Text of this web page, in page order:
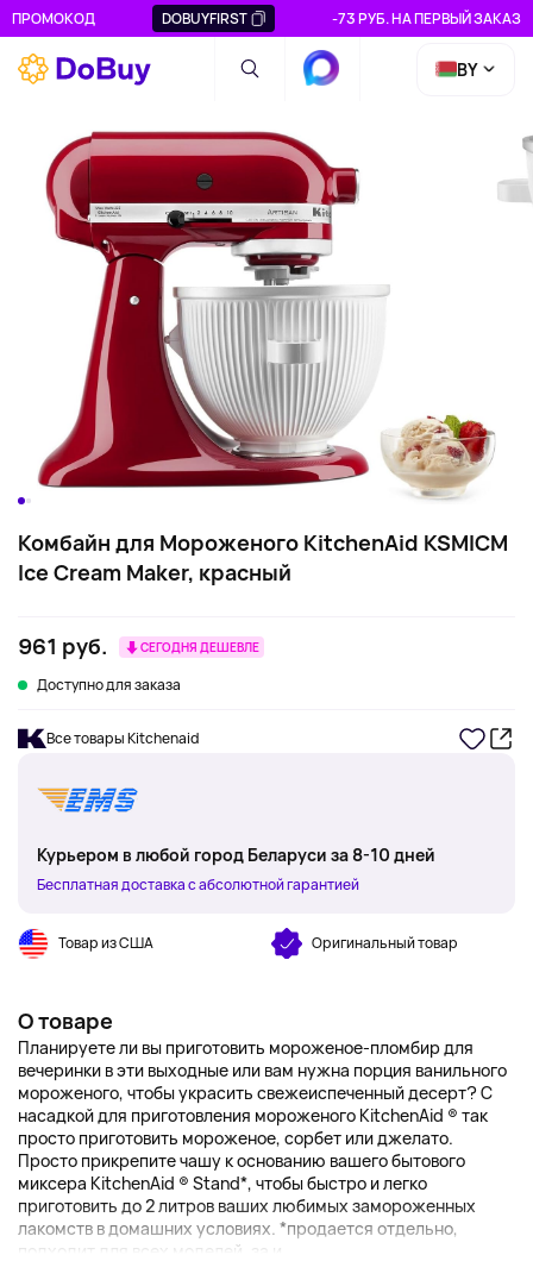
ПРОМОКОД DOBUYFIRST -73 РУБ. НА ПЕРВЫЙ ЗАКАЗ
BY
Комбайн для Мороженого KitchenAid KSMICM
Ice Cream Maker, красный
961 руб. СЕГОДНЯ ДЕШЕВЛЕ
Доступно для заказа
Все товары Kitchenaid
Курьером в любой город Беларуси за 8-10 дней
Бесплатная доставка с абсолютной гарантией
Товар из США Оригинальный товар
О товаре
Планируете ли вы приготовить мороженое-пломбир для
вечеринки в эти выходные или вам нужна порция ванильного
мороженого, чтобы украсить свежеиспеченный десерт? С
насадкой для приготовления мороженого KitchenAid ® так
просто приготовить мороженое, сорбет или джелато.
Просто прикрепите чашу к основанию вашего бытового
миксера KitchenAid ® Stand*, чтобы быстро и легко
приготовить до 2 литров ваших любимых замороженных
лакомств в домашних условиях. *продается отдельно,
подходит для всех моделей, за и...